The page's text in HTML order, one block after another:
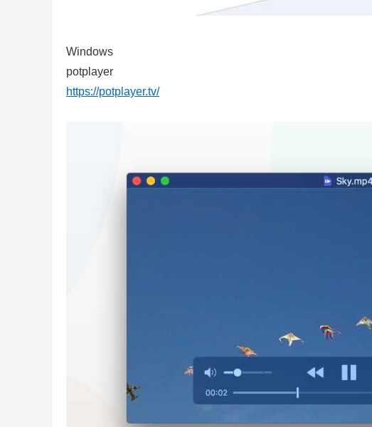
Windows
potplayer
https://potplayer.tv/